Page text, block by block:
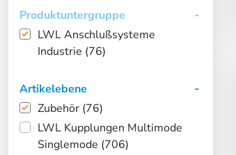
Produktuntergruppe
LWL Anschlußsysteme
Industrie (76)
Artikelebene
Zubehör (76)
LWL Kupplungen Multimode
Singlemode (706)